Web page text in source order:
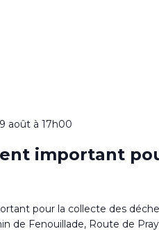
9 août à 17h00
important
pour la collecte des
de Fenouillade, Route de